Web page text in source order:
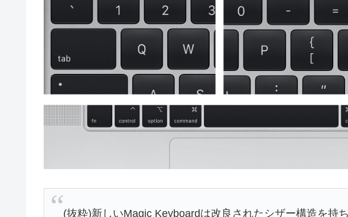
(抜粋)新しいMagic Keyboardは改良されたシザー構造を持